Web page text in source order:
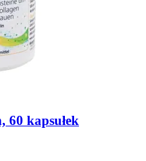
60 kapsułek